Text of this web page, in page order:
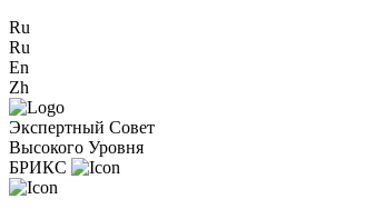
Ru
Ru
En
Zh
Экспертный Совет
Высокого Уровня
БРИКС